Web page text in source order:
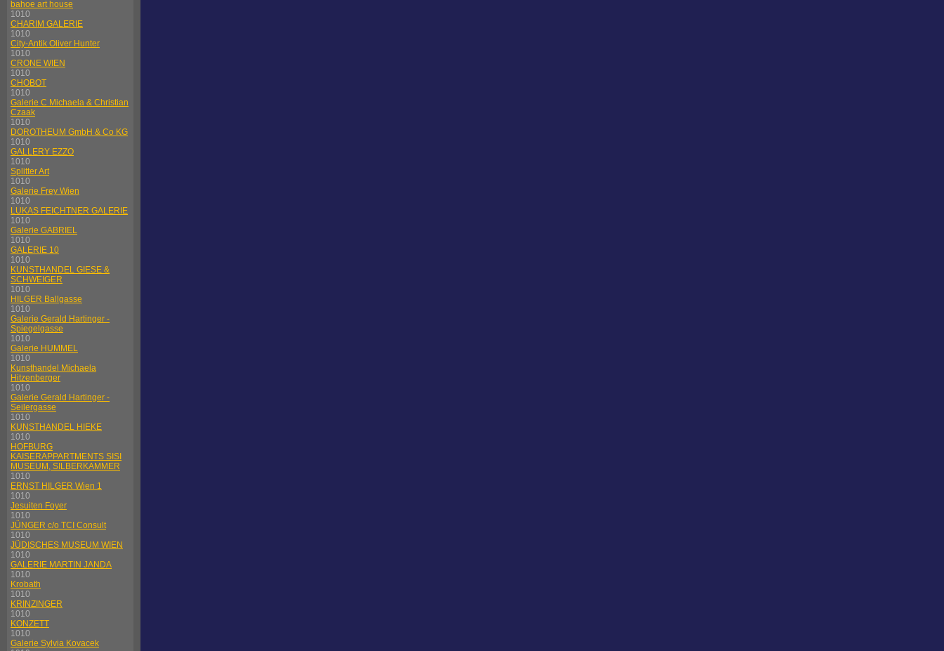
bahoe art house
1010
CHARIM GALERIE
1010
City-Antik Oliver Hunter
1010
CRONE WIEN
1010
CHOBOT
1010
Galerie C Michaela & Christian
Czaak
1010
DOROTHEUM GmbH & Co KG
1010
GALLERY EZZO
1010
Splitter Art
1010
Galerie Frey Wien
1010
LUKAS FEICHTNER GALERIE
1010
Galerie GABRIEL
1010
GALERIE 10
1010
KUNSTHANDEL GIESE &
SCHWEIGER
1010
HILGER Ballgasse
1010
Galerie Gerald Hartinger -
Spiegelgasse
1010
Galerie HUMMEL
1010
Kunsthandel Michaela
Hitzenberger
1010
Galerie Gerald Hartinger -
Seilergasse
1010
KUNSTHANDEL HIEKE
1010
HOFBURG
KAISERAPPARTMENTS SISI
MUSEUM, SILBERKAMMER
1010
ERNST HILGER Wien 1
1010
Jesuiten Foyer
1010
JÜNGER c/o TCI Consult
1010
JÜDISCHES MUSEUM WIEN
1010
GALERIE MARTIN JANDA
1010
Krobath
1010
KRINZINGER
1010
KONZETT
1010
Galerie Sylvia Kovacek